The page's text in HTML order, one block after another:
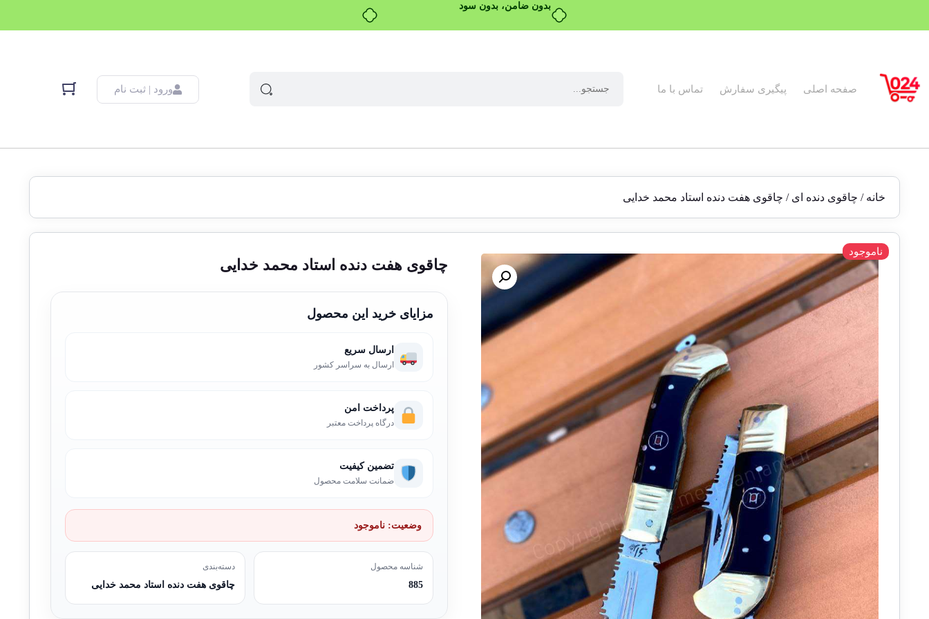
بدون ضامن، بدون سود
صفحه اصلی پیگیری سفارش تماس با ما ورود | ثبت نام
خانه / چاقوی دنده ای / چاقوی هفت دنده استاد محمد خدایی
چاقوی هفت دنده استاد محمد خدایی
ناموجود
مزایای خرید این محصول
ارسال سریع
ارسال به سراسر کشور
پرداخت امن
درگاه پرداخت معتبر
تضمین کیفیت
ضمانت سلامت محصول
وضعیت: ناموجود
شناسه محصول
885
دسته‌بندی
چاقوی هفت دنده استاد محمد خدایی